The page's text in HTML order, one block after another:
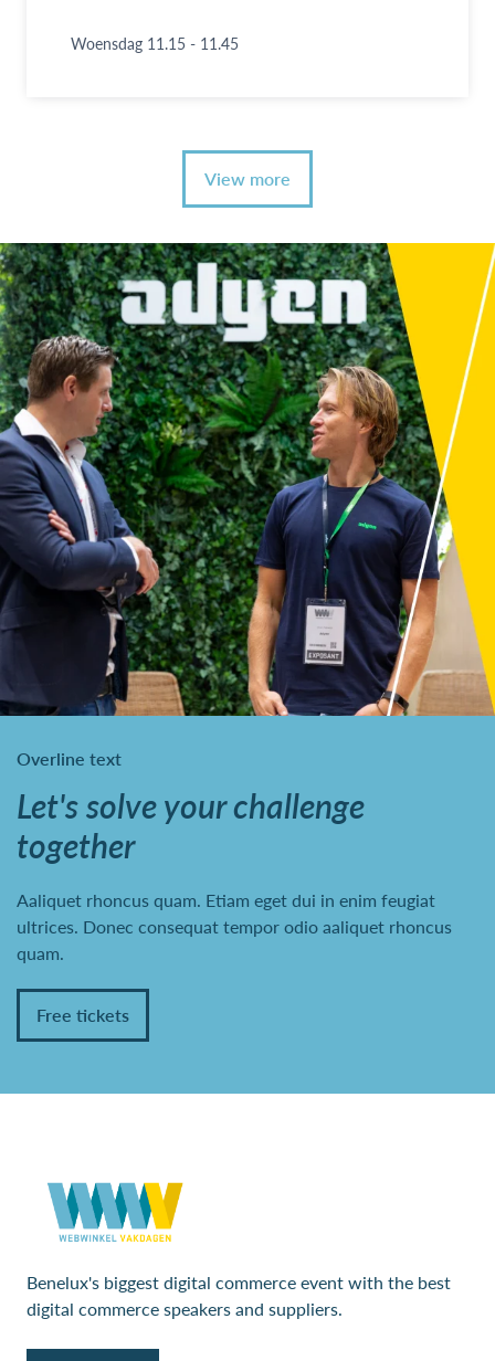
Woensdag 11.15 - 11.45
View more
Overline text
Let's solve your challenge
together
Aaliquet rhoncus quam. Etiam eget dui in enim feugiat
ultrices. Donec consequat tempor odio aaliquet rhoncus
quam.
Free tickets
Benelux's biggest digital commerce event with the best
digital commerce speakers and suppliers.